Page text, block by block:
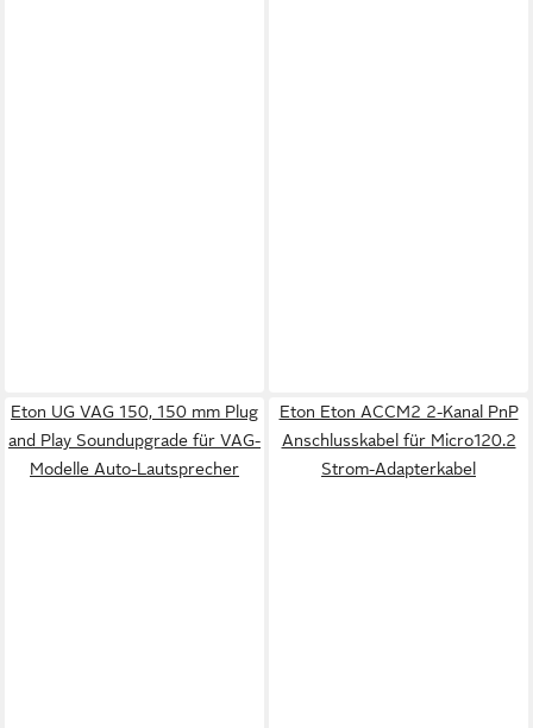
Eton UG VAG 150, 150 mm Plug
and Play Soundupgrade für VAG-
Modelle Auto-Lautsprecher
Eton Eton ACCM2 2-Kanal PnP
Anschlusskabel für Micro120.2
Strom-Adapterkabel